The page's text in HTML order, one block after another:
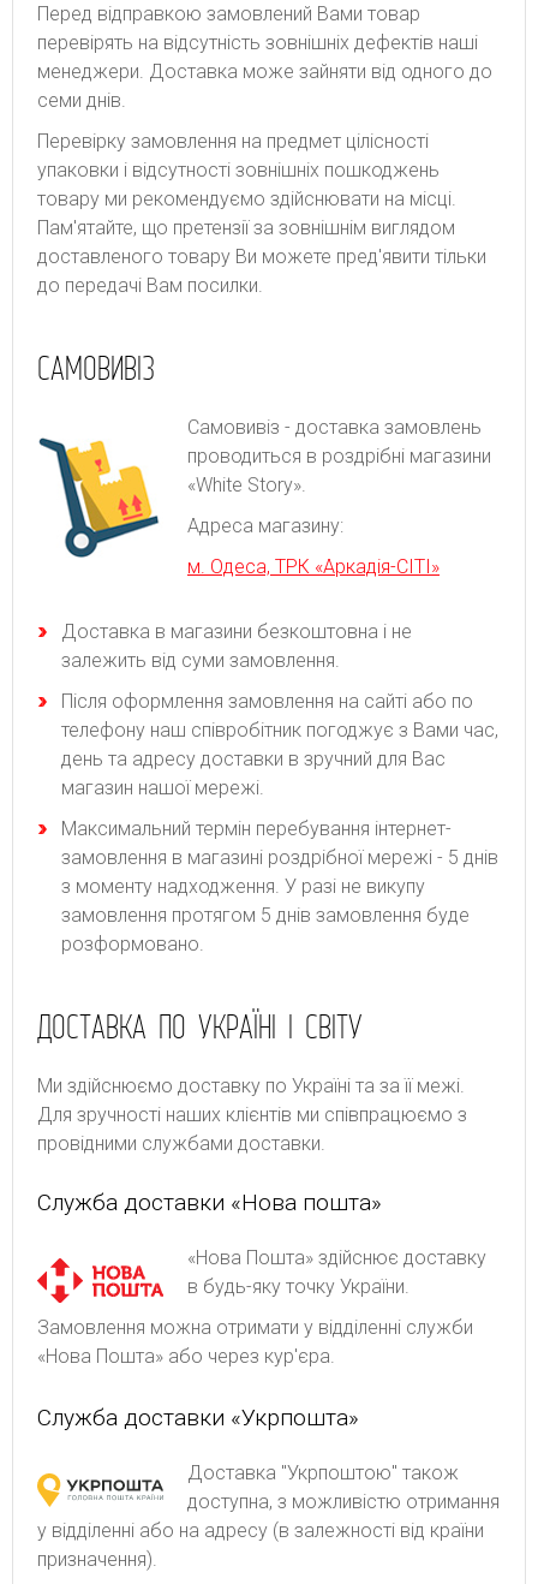
Перед відправкою замовлений Вами товар
перевірять на відсутність зовнішніх дефектів наші
менеджери. Доставка може зайняти від одного до
семи днів.
Перевірку замовлення на предмет цілісності
упаковки і відсутності зовнішніх пошкоджень
товару ми рекомендуємо здійснювати на місці.
Пам'ятайте, що претензії за зовнішнім виглядом
доставленого товару Ви можете пред'явити тільки
до передачі Вам посилки.
САМОВИВІЗ
Самовивіз - доставка замовлень
проводиться в роздрібні магазини
«White Story».
Адреса магазину:
м. Одеса, ТРК «Аркадія-СІТІ»
Доставка в магазини безкоштовна і не
залежить від суми замовлення.
Після оформлення замовлення на сайті або по
телефону наш співробітник погоджує з Вами час,
день та адресу доставки в зручний для Вас
магазин нашої мережі.
Максимальний термін перебування інтернет-
замовлення в магазині роздрібної мережі - 5 днів
з моменту надходження. У разі не викупу
замовлення протягом 5 днів замовлення буде
розформовано.
ДОСТАВКА ПО УКРАЇНІ І СВІТУ
Ми здійснюємо доставку по Україні та за її межі.
Для зручності наших клієнтів ми співпрацюємо з
провідними службами доставки.
Служба доставки «Нова пошта»
«Нова Пошта» здійснює доставку
в будь-яку точку України.
Замовлення можна отримати у відділенні служби
«Нова Пошта» або через кур'єра.
Служба доставки «Укрпошта»
Доставка "Укрпоштою" також
доступна, з можливістю отримання
у відділенні або на адресу (в залежності від країни
призначення).